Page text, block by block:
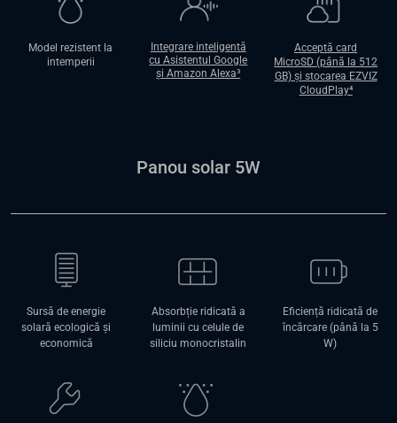
Model rezistent la
intemperii
Integrare inteligentă
cu Asistentul Google
şi Amazon Alexa³
Acceptă card
MicroSD (până la 512
GB) şi stocarea EZVIZ
CloudPlay⁴
Panou solar 5W
Sursă de energie
solară ecologică și
economică
Absorbție ridicată a
luminii cu celule de
siliciu monocristalin
Eficiență ridicată de
încărcare (până la 5
W)